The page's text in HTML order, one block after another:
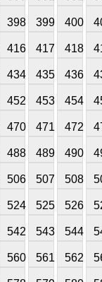
398 399 400
416 417 418
434 435 436
452 453 454
470 471 472
488 489 490
506 507 508
524 525 526
542 543 544
560 561 562